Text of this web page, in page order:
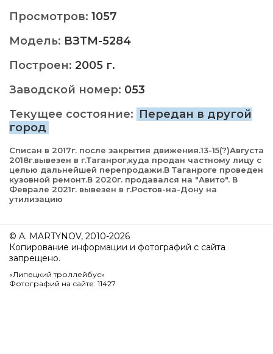
Просмотров: 1057
Модель: ВЗТМ-5284
Построен: 2005 г.
Заводской номер: 053
Текущее состояние: Передан в другой
город
Списан в 2017г. после закрытия движения.13-15(?)Августа
2018г.вывезен в г.Таганрог,куда продан частному лицу с
целью дальнейшей перепродажи.В Таганроге проведен
кузовной ремонт.В 2020г. продавался на "Авито". В
Феврале 2021г. вывезен в г.Ростов-на-Дону на
утилизацию
© A. MARTYNOV, 2010-2026
Копирование информации и фотографий с сайта
запрещено.
«Липецкий троллейбус»
Фотографий на сайте: 11427